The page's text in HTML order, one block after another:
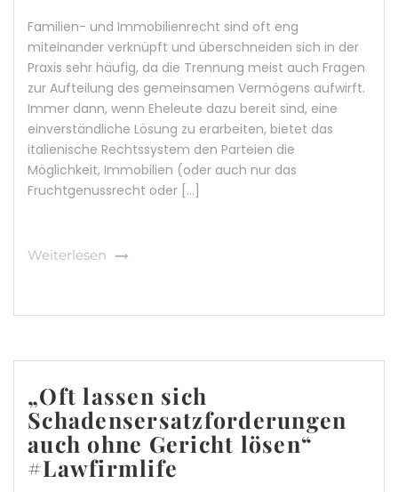
Familien- und Immobilienrecht sind oft eng
miteinander verknüpft und überschneiden sich in der
Praxis sehr häufig, da die Trennung meist auch Fragen
zur Aufteilung des gemeinsamen Vermögens aufwirft.
Immer dann, wenn Eheleute dazu bereit sind, eine
einverständliche Lösung zu erarbeiten, bietet das
italienische Rechtssystem den Parteien die
Möglichkeit, Immobilien (oder auch nur das
Fruchtgenussrecht oder […]
Weiterlesen
„Oft lassen sich
Schadensersatzforderungen
auch ohne Gericht lösen“
#Lawfirmlife